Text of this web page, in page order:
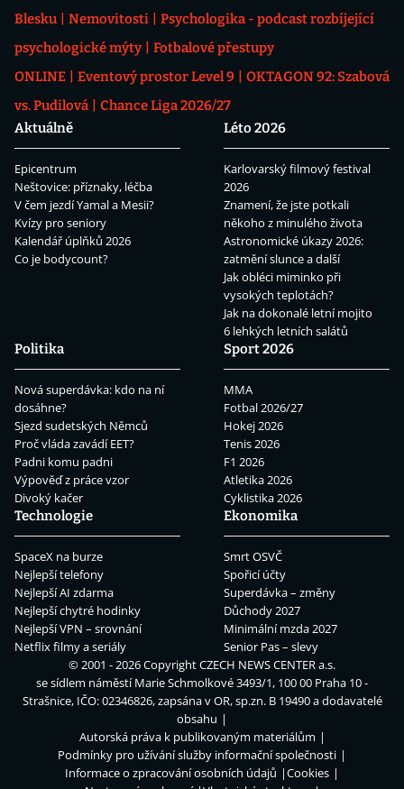
Blesku
Nemovitosti
Psychologika - podcast rozbíjející
psychologické mýty
Fotbalové přestupy
ONLINE
Eventový prostor Level 9
OKTAGON 92: Szabová
vs. Pudilová
Chance Liga 2026/27
Aktuálně
Epicentrum
Neštovice: příznaky, léčba
V čem jezdí Yamal a Mesii?
Kvízy pro seniory
Kalendář úplňků 2026
Co je bodycount?
Léto 2026
Karlovarský filmový festival
2026
Znamení, že jste potkali
někoho z minulého života
Astronomické úkazy 2026:
zatmění slunce a další
Jak obléci miminko při
vysokých teplotách?
Jak na dokonalé letní mojito
6 lehkých letních salátů
Politika
Nová superdávka: kdo na ní
dosáhne?
Sjezd sudetských Němců
Proč vláda zavádí EET?
Padni komu padni
Výpověď z práce vzor
Divoký kačer
Sport 2026
MMA
Fotbal 2026/27
Hokej 2026
Tenis 2026
F1 2026
Atletika 2026
Cyklistika 2026
Technologie
SpaceX na burze
Nejlepší telefony
Nejlepší AI zdarma
Nejlepší chytré hodinky
Nejlepší VPN – srovnání
Netflix filmy a seriály
Ekonomika
Smrt OSVČ
Spořicí účty
Superdávka – změny
Důchody 2027
Minimální mzda 2027
Senior Pas – slevy
© 2001 - 2026 CopyrightCZECH NEWS CENTER a.s.
se sídlem náměstí Marie Schmolkové 3493/1, 100 00 Praha 10 -
Strašnice, IČO: 02346826, zapsána v OR, sp.zn. B 19490 a dodavatelé
obsahu
Autorská práva k publikovaným materiálům
Podmínky pro užívání služby informační společnosti
Informace o zpracování osobních údajů
Cookies